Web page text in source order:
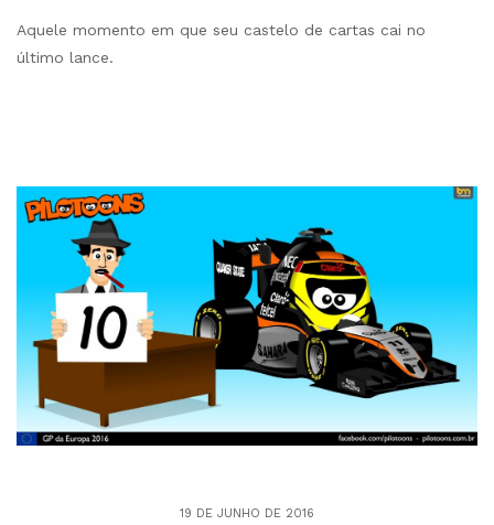
Aquele momento em que seu castelo de cartas cai no
último lance.
19 DE JUNHO DE 2016